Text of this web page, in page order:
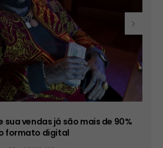
sua vendas já são mais de 90%
formato digital